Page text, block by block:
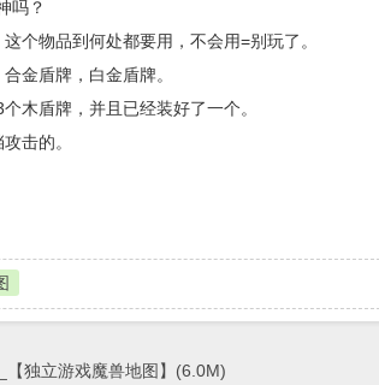
吗？
个物品到何处都要用，不会用=别玩了。
金盾牌，白金盾牌。
木盾牌，并且已经装好了一个。
击的。
【独立游戏魔兽地图】(6.0M)